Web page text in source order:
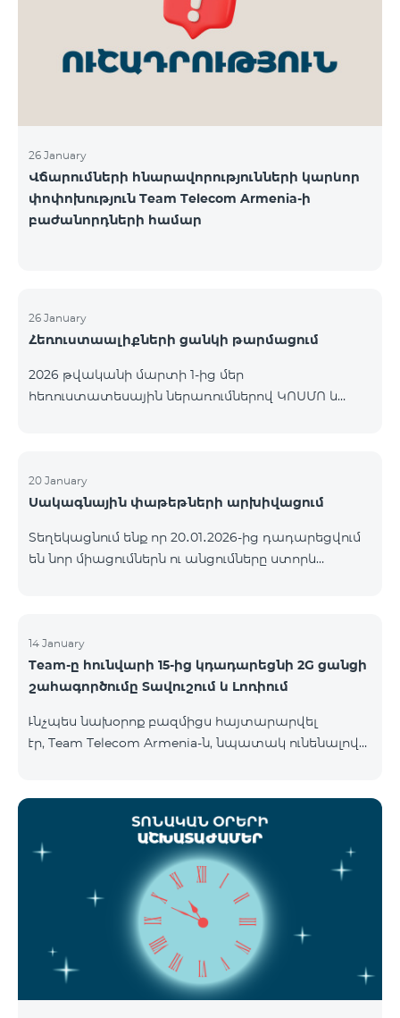
վճարահաշվարկային ընկերությունների կողմից
Team Telecom Armenia-ին առաջարկված
պայմանները ենթադրում էին ծառայությունների
26 January
Վճարումների հնարավորությունների կարևոր
փոփոխություն Team Telecom Armenia-ի
բաժանորդների համար
26 January
Հեռուստաալիքների ցանկի թարմացում
2026 թվականի մարտի 1-ից մեր
հեռուստատեսային ներառումներով ԿՈՍՄՈ և
մուլտիպլեքս հեռուստաալիքները հասանելի
կլինեն միայն այն մարզերում, որտեղ դրանց
մարմինների պահանջների։ Այս փոփոխությունը
իրականացվում է հեռուստատեսային հարթակի
ցանկը ըստ մարզեր
20 January
Սակագնային փաթեթների արխիվացում
Տեղեկացնում ենք որ 20․01․2026-ից դադարեցվում
են նոր միացումներն ու անցումները ստորև
14 January
Team-ը հունվարի 15-ից կդադարեցնի 2G ցանցի
շահագործումը Տավուշում և Լոռիում
Ւնչպես նախօրոք բազմիցս հայտարարվել
էր, Team Telecom Armenia-ն, նպատակ ունենալով
կունենա փուլային տարբերակով: Առաջին փուլով
ցանցը կանջատվի Տավուշի և Լոռու մարզերում՝
2026թ.-ի հունվարի 15-ից: Ծառայությունների
անխափան հասանելությունն ապահովելու
նպատակով շարունակում է գործել հատուկ
առաջարկ, որը հնարավորություն է ընձեռում ձեռք
բերել նոր տեխնոլոգիաներով աշխատող բջջային
հեռախոսնե